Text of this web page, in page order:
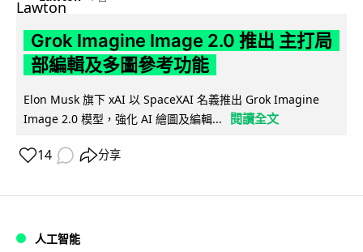
Grok Imagine Image 2.0 推出 主打局
部編輯及多圖參考功能
Elon Musk 旗下 xAI 以 SpaceXAI 名義推出 Grok Imagine
Image 2.0 模型，強化 AI 繪圖及編輯...
閱讀全文
14 分享
人工智能